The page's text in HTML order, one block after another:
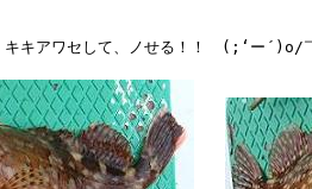
。キキアワセして、ノせる！！　(;‘ー